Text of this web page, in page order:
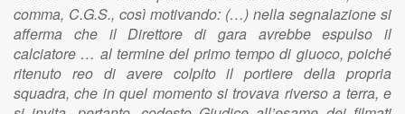
comma, C.G.S., così motivando: (…) nella segnalazione si
afferma che il Direttore di gara avrebbe espulso il
calciatore … al termine del primo tempo di giuoco, poiché
ritenuto reo di avere colpito il portiere della propria
squadra, che in quel momento si trovava riverso a terra, e